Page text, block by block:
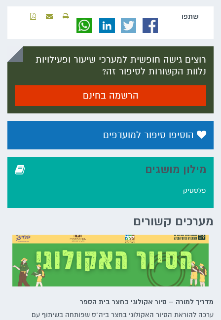
שתפו‬
רוצים גישה חופשית למערכי שיעור ופעילויות
נלוות הקשורות לסיפור זה?
הרשמה בחינם
הוסיפו סיפור למועדפים
מילון מושגים
פלסטיק
מערכים קשורים
מדריך למורה – סיור אקולוגי בחצר בית הספר
ערכה להוראת הסיור האקולוגי בחצר ביה"ס שפותחה בשיתוף עם